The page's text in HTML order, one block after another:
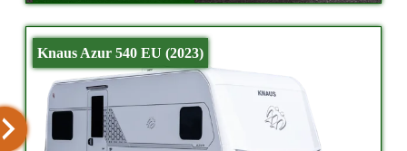
Knaus Azur 540 EU (2023)